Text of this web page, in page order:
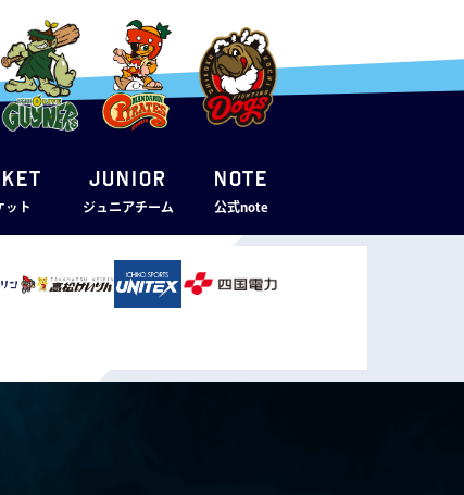
ット
JUNIOR
ジュニアチーム
note
公式note